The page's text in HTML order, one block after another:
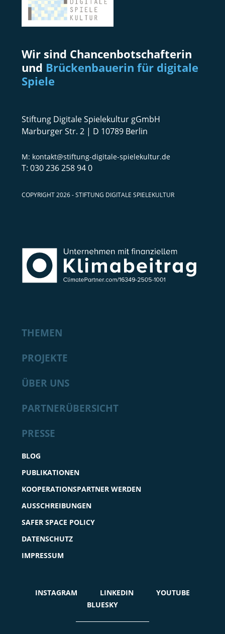
Wir sind Chancenbotschafterin
und Brückenbauerin für digitale
Spiele
Stiftung Digitale Spielekultur gGmbH
Marburger Str. 2 | D 10789 Berlin
kontakt@stiftung-digitale-spielekultur.de
030 236 258 94 0
COPYRIGHT 2026 - STIFTUNG DIGITALE SPIELEKULTUR
THEMEN
PROJEKTE
ÜBER UNS
PARTNERÜBERSICHT
PRESSE
BLOG
PUBLIKATIONEN
KOOPERATIONSPARTNER WERDEN
AUSSCHREIBUNGEN
SAFER SPACE POLICY
DATENSCHUTZ
IMPRESSUM
INSTAGRAM LINKEDIN
YOUTUBE
BLUESKY